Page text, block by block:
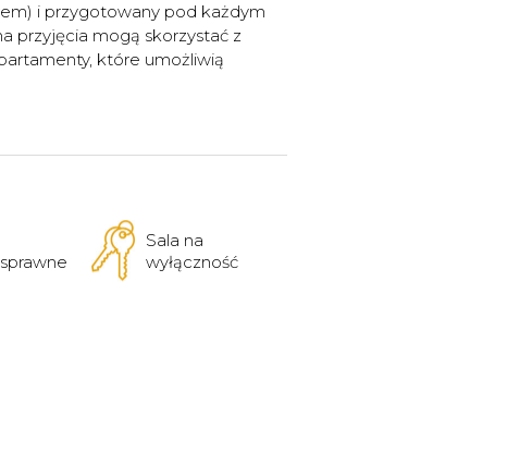
i przygotowany pod każdym
przyjęcia mogą skorzystać z
które umożliwią
Sala na
wyłączność